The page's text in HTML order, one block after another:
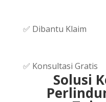
✅ Dibantu Klaim
✅ Konsultasi Gratis
Solusi